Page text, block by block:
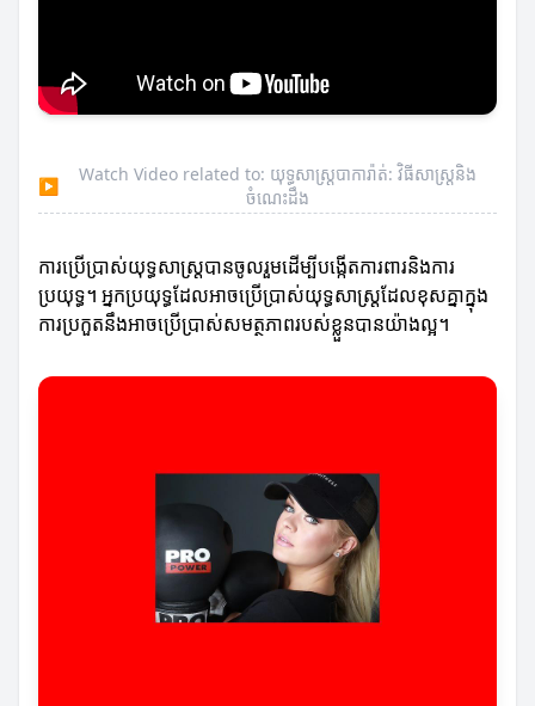
▶
Watch Video related to: យុទ្ធសាស្ត្របាការ៉ាត់: វិធីសាស្ត្រនិង
ចំណេះដឹង
ការប្រើប្រាស់យុទ្ធសាស្ត្របានចូលរួមដើម្បីបង្កើតការពារនិងការ
ប្រយុទ្ធ។ អ្នកប្រយុទ្ធដែលអាចប្រើប្រាស់យុទ្ធសាស្ត្រដែលខុសគ្នាក្នុង
ការប្រកួតនឹងអាចប្រើប្រាស់សមត្ថភាពរបស់ខ្លួនបានយ៉ាងល្អ។